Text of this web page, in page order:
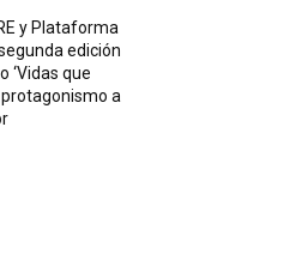
y Plataforma
edición
‘Vidas que
protagonismo a